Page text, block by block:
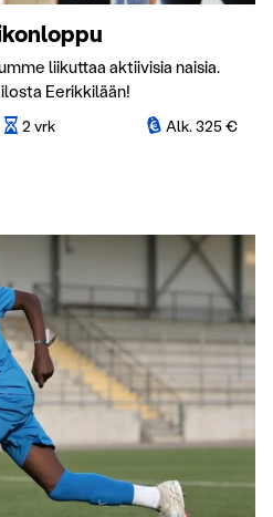
liikuttaa aktiivisia naisia.
Eerikkilään!
2 vrk Alk. 325 €